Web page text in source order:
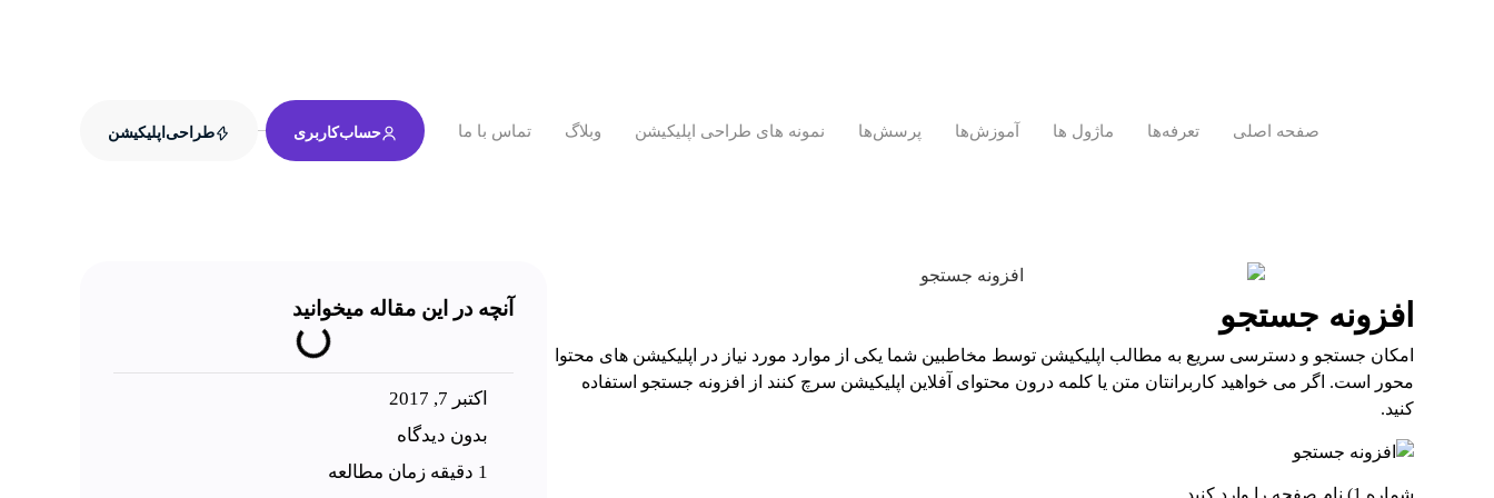
صفحه اصلی تعرفه‌ها ماژول ها آموزش‌ها پرسش‌ها نمونه های طراحی اپلیکیشن وبلاگ تماس با ما حساب‌کاربری طراحی‌اپلیکیشن
افزونه جستجو
امکان جستجو و دسترسی سریع به مطالب اپلیکیشن توسط مخاطبین شما یکی از موارد مورد نیاز در اپلیکیشن های محتوا
محور است. اگر می خواهید کاربرانتان متن یا کلمه درون محتوای آفلاین اپلیکیشن سرچ کنند از افزونه جستجو استفاده
کنید.
آنچه در این مقاله میخوانید
اکتبر 7, 2017
بدون دیدگاه
1 دقیقه زمان مطالعه